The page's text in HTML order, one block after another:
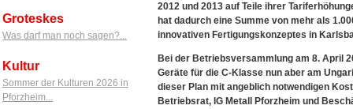
Groteskes
Was darf man noch sagen?...
Kultur
Sommer der Kulturen 2026 in
Pforzheim...
2012 und 2013 auf Teile ihrer
hat dadurch eine Summe von mehr als
innovativen Fertigungskonzeptes in
Bei der Betriebsversammlung am 8. April
Geräte für die C-Klasse nun aber am
dieser Plan mit angeblich notwendigen
Betriebsrat, IG Metall Pforzheim und